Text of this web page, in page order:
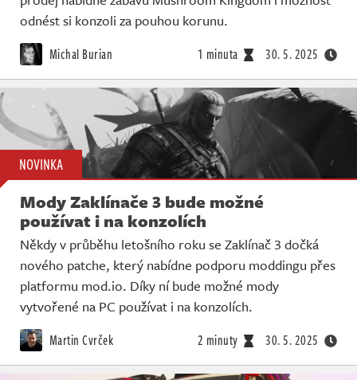
odnést si konzoli za pouhou korunu.
Michal Burian 1 minuta 30. 5. 2025
NOVINKA
Mody Zaklínače 3 bude možné
používat i na konzolích
Někdy v průběhu letošního roku se Zaklínač 3 dočká
nového patche, který nabídne podporu moddingu přes
platformu mod.io. Díky ní bude možné mody
vytvořené na PC používat i na konzolích.
Martin Cvrček 2 minuty 30. 5. 2025